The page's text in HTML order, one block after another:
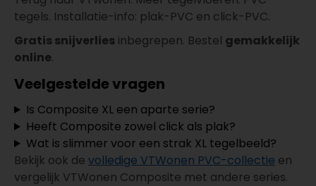
tegels. Installatie-info: plak-PVC en click-PVC.
Gratis snijverlies inbegrepen. Bestel gemakkelijk
online.
Veelgestelde vragen
Is Composite XL een aparte serie?
Heeft Composite zowel click als plak?
Wat is slimmer voor een strak XL tegelbeeld?
Bekijk ook de volledige VTWonen PVC-collectie en
vergelijk VTWonen Composite met andere series.